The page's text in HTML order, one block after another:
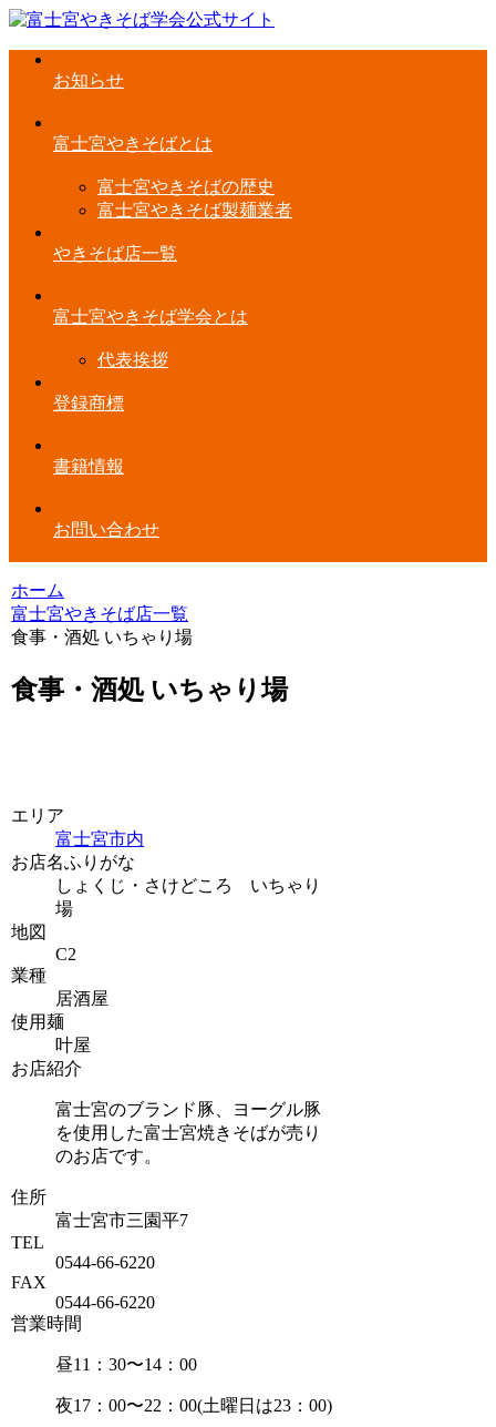
お知らせ
富士宮やきそばとは
富士宮やきそばの歴史
富士宮やきそば製麺業者
やきそば店一覧
富士宮やきそば学会とは
代表挨拶
登録商標
書籍情報
お問い合わせ
ホーム
富士宮やきそば店一覧
食事・酒処 いちゃり場
食事・酒処 いちゃり場
エリア
富士宮市内
お店名ふりがな
しょくじ・さけどころ いちゃり
場
地図
C2
業種
居酒屋
使用麺
叶屋
お店紹介
富士宮のブランド豚、ヨーグル豚
を使用した富士宮焼きそばが売り
のお店です。
住所
富士宮市三園平7
TEL
0544-66-6220
FAX
0544-66-6220
営業時間
昼11 ：30〜14 ：00
夜17 ：00〜22 ：00(土曜日は23 ：00)